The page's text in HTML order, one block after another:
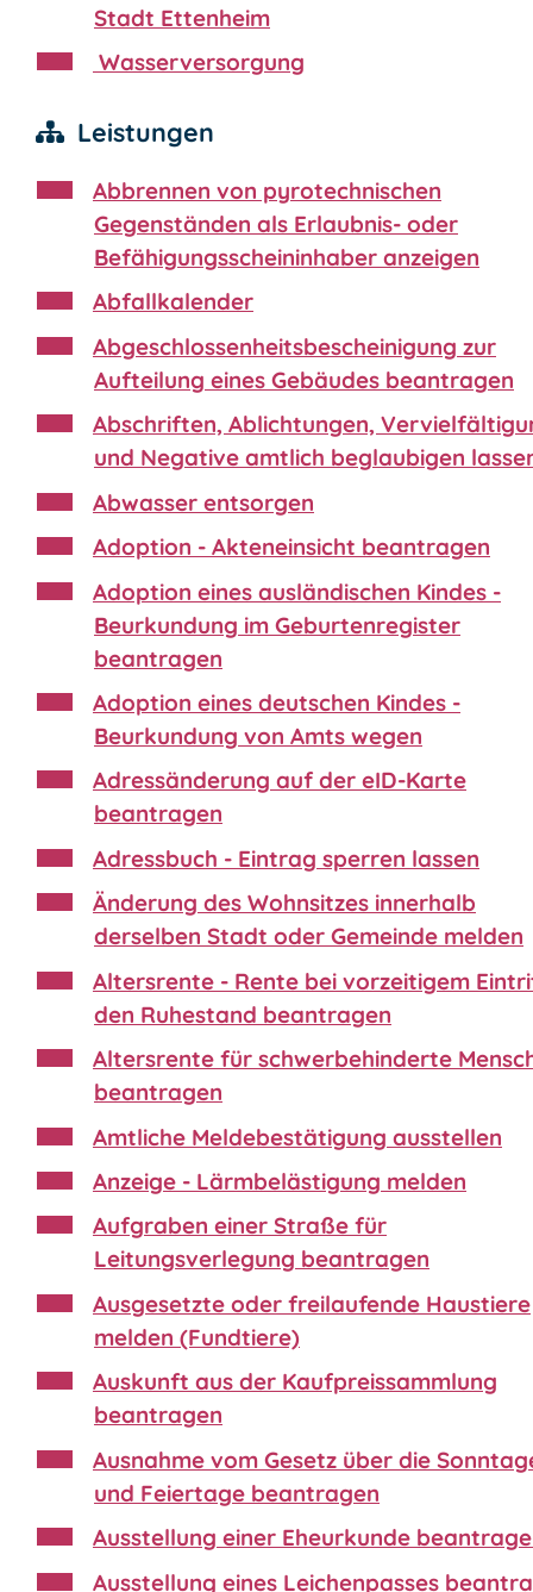
Stadt Ettenheim
Wasserversorgung
Leistungen
Abbrennen von pyrotechnischen
Gegenständen als Erlaubnis- oder
Befähigungsscheininhaber anzeigen
Abfallkalender
Abgeschlossenheitsbescheinigung zur
Aufteilung eines Gebäudes beantragen
Abschriften, Ablichtungen,
und Negative amtlich beglaubigen
Abwasser entsorgen
Adoption - Akteneinsicht beantragen
Adoption eines ausländischen Kindes -
Beurkundung im Geburtenregister
beantragen
Adoption eines deutschen Kindes -
Beurkundung von Amts wegen
Adressänderung auf der eID-Karte
beantragen
Adressbuch - Eintrag sperren lassen
Änderung des Wohnsitzes innerhalb
derselben Stadt oder Gemeinde melden
Altersrente - Rente bei vorzeitigem
den Ruhestand beantragen
Altersrente für schwerbehinderte
beantragen
Amtliche Meldebestätigung ausstellen
Anzeige - Lärmbelästigung melden
Aufgraben einer Straße für
Leitungsverlegung beantragen
Ausgesetzte oder freilaufende Haustiere
melden (Fundtiere)
Auskunft aus der Kaufpreissammlung
beantragen
Ausnahme vom Gesetz über die
und Feiertage beantragen
Ausstellung einer Eheurkunde
Ausstellung eines Leichenpasses